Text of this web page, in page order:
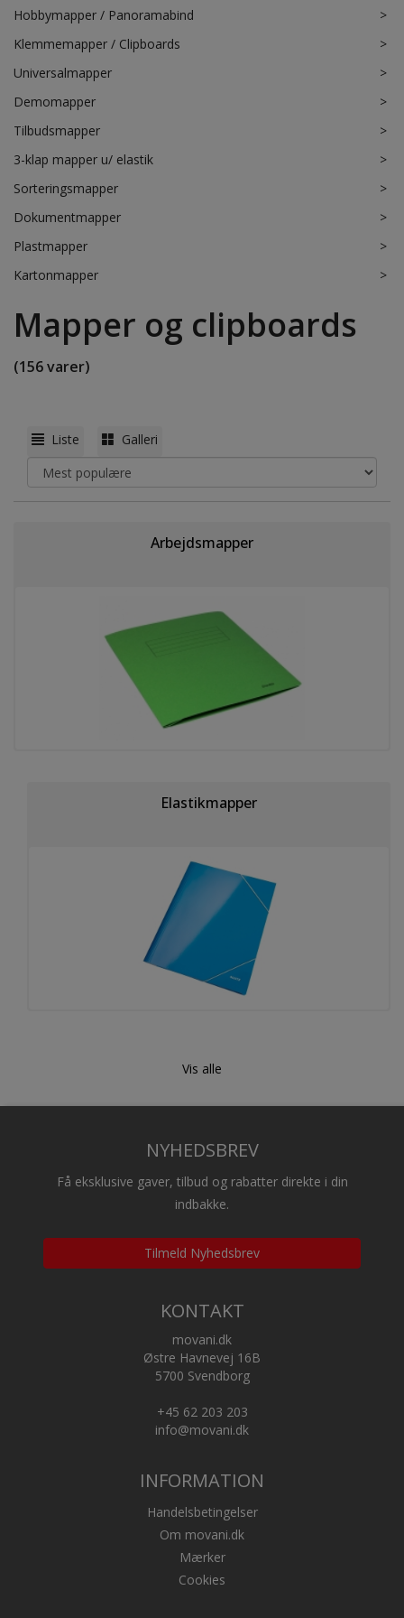
>
Hobbymapper / Panoramabind
>
Klemmemapper / Clipboards
>
Universalmapper
>
Demomapper
>
Tilbudsmapper
>
3-klap mapper u/ elastik
>
Sorteringsmapper
>
Dokumentmapper
>
Plastmapper
>
Kartonmapper
Mapper og clipboards
(156 varer)
Liste Galleri
Arbejdsmapper
Elastikmapper
Hobbymapper / Panoramabind
Klemmemapper / Clipboards
Universalmapper
Vis alle
NYHEDSBREV
Få eksklusive gaver, tilbud og rabatter direkte i din
indbakke.
Tilmeld Nyhedsbrev
KONTAKT
movani.dk
Østre Havnevej 16B
5700 Svendborg
+45 62 203 203
info@movani.dk
INFORMATION
Handelsbetingelser
Om movani.dk
Mærker
Cookies